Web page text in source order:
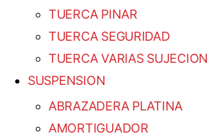
TUERCA PINAR
TUERCA SEGURIDAD
TUERCA VARIAS SUJECION
SUSPENSION
ABRAZADERA PLATINA
AMORTIGUADOR